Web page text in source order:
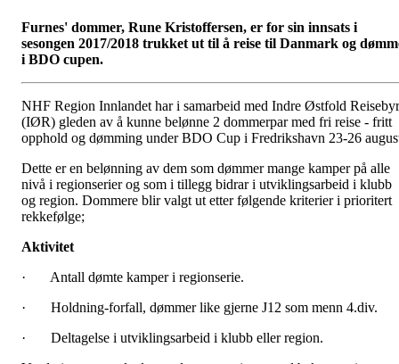
Furnes' dommer, Rune Kristoffersen, er for sin innsats i
sesongen 2017/2018 trukket ut til å reise til Danmark og
i BDO cupen.
NHF Region Innlandet har i samarbeid med Indre Østfold
(IØR) gleden av å kunne belønne 2 dommerpar med fri reise - fritt
opphold og dømming under BDO Cup i Fredrikshavn 23-26
Dette er en belønning av dem som dømmer mange kamper på alle
nivå i regionserier og som i tillegg bidrar i utviklingsarbeid i klubb
og region. Dommere blir valgt ut etter følgende kriterier i prioritert
rekkefølge;
Aktivitet
· Antall dømte kamper i regionserie.
· Holdning-forfall, dømmer like gjerne J12 som menn 4.div.
· Deltagelse i utviklingsarbeid i klubb eller region.